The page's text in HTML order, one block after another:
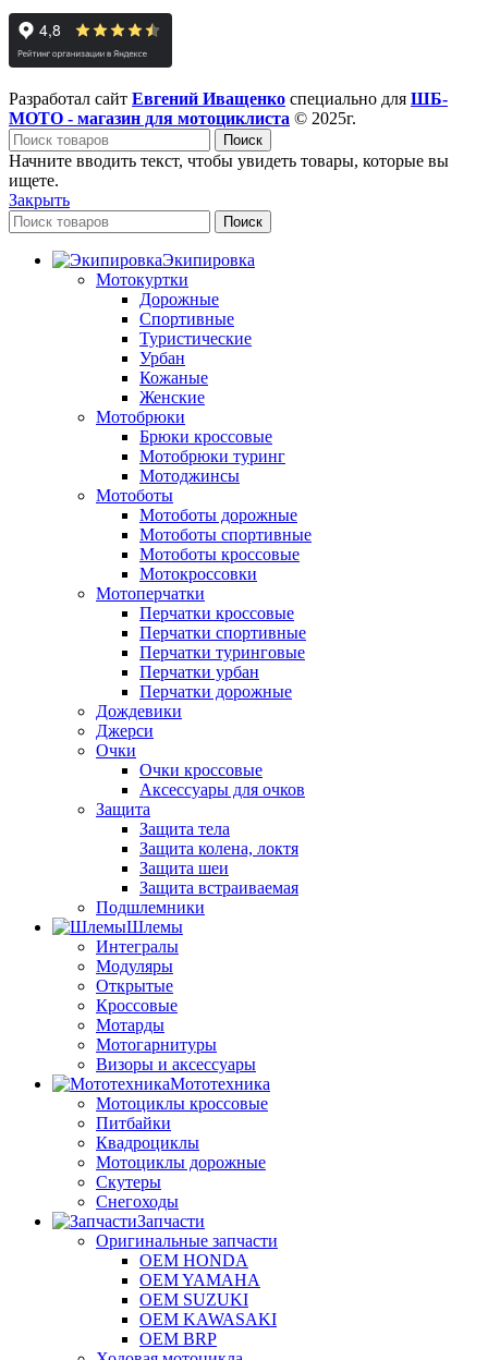
Разработал сайт Евгений Иващенко специально для ШБ-
МОТО - магазин для мотоциклиста © 2025г.
Поиск
Начните вводить текст, чтобы увидеть товары, которые вы
ищете.
Закрыть
Поиск
Экипировка
Мотокуртки
Дорожные
Спортивные
Туристические
Урбан
Кожаные
Женские
Мотобрюки
Брюки кроссовые
Мотобрюки туринг
Мотоджинсы
Мотоботы
Мотоботы дорожные
Мотоботы спортивные
Мотоботы кроссовые
Мотокроссовки
Мотоперчатки
Перчатки кроссовые
Перчатки спортивные
Перчатки туринговые
Перчатки урбан
Перчатки дорожные
Дождевики
Джерси
Очки
Очки кроссовые
Аксессуары для очков
Защита
Защита тела
Защита колена, локтя
Защита шеи
Защита встраиваемая
Подшлемники
Шлемы
Интегралы
Модуляры
Открытые
Кроссовые
Мотарды
Мотогарнитуры
Визоры и аксессуары
Мототехника
Мотоциклы кроссовые
Питбайки
Квадроциклы
Мотоциклы дорожные
Скутеры
Снегоходы
Запчасти
Оригинальные запчасти
OEM HONDA
OEM YAMAHA
OEM SUZUKI
OEM KAWASAKI
OEM BRP